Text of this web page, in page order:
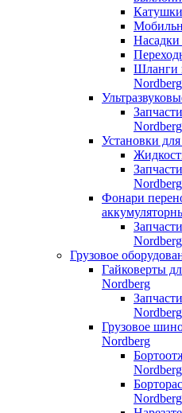
Шланги
Nordberg
Nordberg
Установки
Nordberg
Фонари
Nordberg
Грузовое
Гайковерты
Nordberg
Nordberg
Грузовое
Nordberg
Nordberg
Nordberg